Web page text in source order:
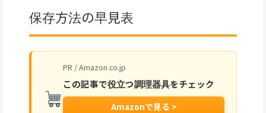
保存方法の早見表
PR / Amazon.co.jp
この記事で役立つ調理器具をチェック
Amazonで見る >